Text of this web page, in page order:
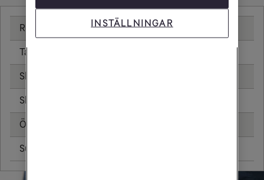
Ringa samtal 0,00 kr/min
Ta emot samtal
Skicka sms
Skicka mms
Öppningsavgift
Surfa utan surfpaket
INSTÄLLNINGAR